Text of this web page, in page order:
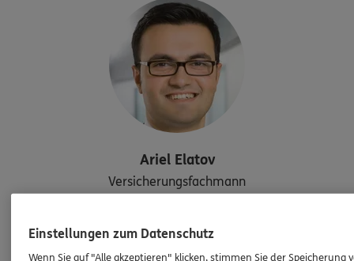
Ariel Elatov
Versicherungsfachmann
Mobil: 0176/30632361
Einstellungen zum Datenschutz
Wenn Sie auf "Alle akzeptieren" klicken, stimmen Sie der Speicherung